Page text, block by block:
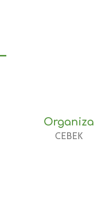
Organiza
CEBEK